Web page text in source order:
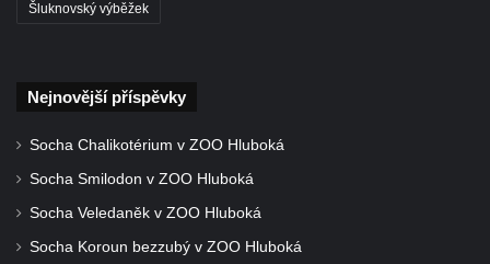
Socha divokého prasete před vstupem do
Vltavou
Pamětní kámen revitalizace Vltavy Vraňany
– Hořín u Lužce nad Vltavou
Strom svobody a památník 100 let republiky
Šluknovský výběžek
Nejnovější příspěvky
Socha Chalikotérium v ZOO Hluboká
Socha Smilodon v ZOO Hluboká
Socha Veledaněk v ZOO Hluboká
Socha Koroun bezzubý v ZOO Hluboká